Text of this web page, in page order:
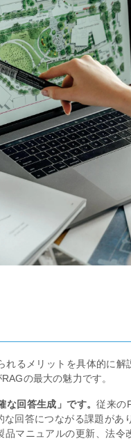
れるメリットを具体的に
の最大の魅力です。
な回答生成」です。従来の
回答につながる課題があ
マニュアルの更新、法